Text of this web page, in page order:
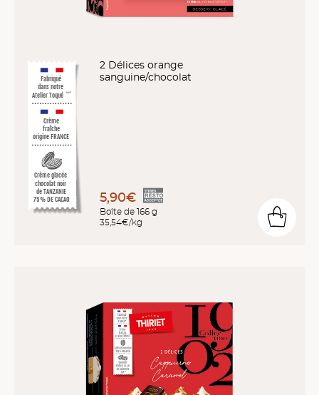
Crème
fraîche
origine FRANCE
Crème glacée
chocolat noir
de TANZANIE
75% DE CACAO
Fabriqué
dans notre
Atelier Toqué ™*
2 Délices orange
sanguine/chocolat
5,90€
Boîte de 166 g
35,54€/kg